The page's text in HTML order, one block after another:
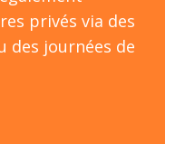
privés via des
des journées de